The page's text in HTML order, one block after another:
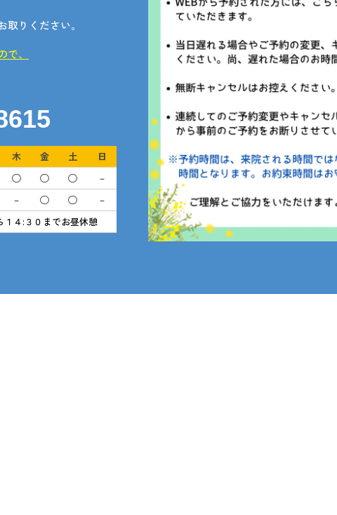
りください。
、
木 金 土
日
◯ ◯ ◯
－
－ ◯ ◯
－
４:３０までお昼休憩